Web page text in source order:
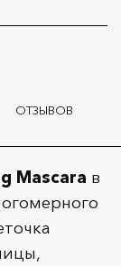
ОТЗЫВОВ
Mascara в